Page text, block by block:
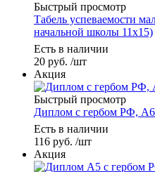
Быстрый просмотр
Табель успеваемости
начальной школы 11х15)
Есть в наличии
20 руб. /шт
Акция
Быстрый просмотр
Диплом с гербом РФ,
Есть в наличии
116 руб. /шт
Акция